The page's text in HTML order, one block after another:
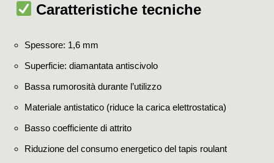
Caratteristiche tecniche
Spessore: 1,6 mm
Superficie: diamantata antiscivolo
Bassa rumorosità durante l’utilizzo
Materiale antistatico (riduce la carica elettrostatica)
Basso coefficiente di attrito
Riduzione del consumo energetico del tapis roulant